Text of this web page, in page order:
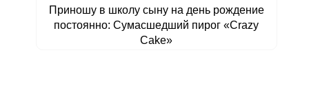
Приношу в школу сыну на день рождение
постоянно: Сумасшедший пирог «Crazy
Cake»